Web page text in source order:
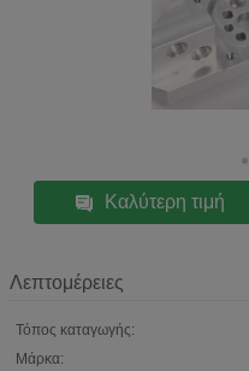
Καλύτερη τιμή
Λεπτομέρειες
Τόπος καταγωγής:
Μάρκα: